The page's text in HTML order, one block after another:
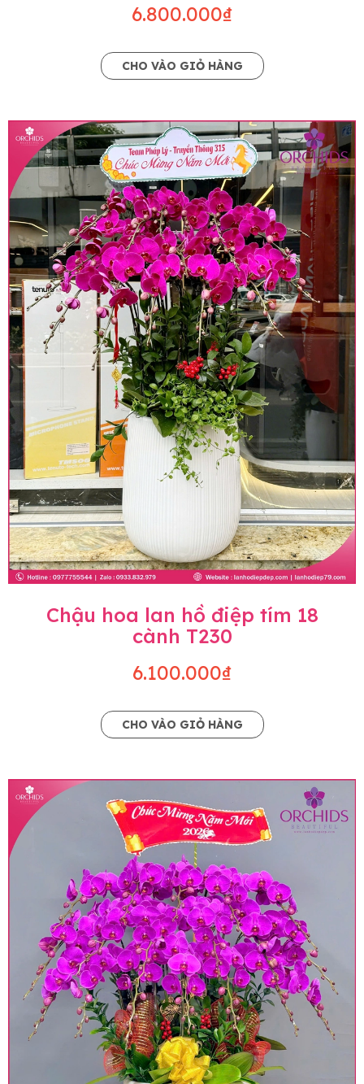
6.800.000₫
CHO VÀO GIỎ HÀNG
Chậu hoa lan hồ điệp tím 18
cành T230
6.100.000₫
CHO VÀO GIỎ HÀNG